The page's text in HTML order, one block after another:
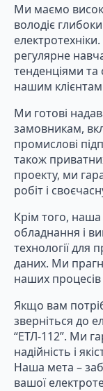
Ми маємо
володіє
регулярне
тенденціями та
нашим
Ми готові
замовникам,
промислові
також
проекту, ми
робіт і
Крім того,
обладнання і
технології для
даних. Ми
наших процесів
Якщо вам
зверніться до
“ЕТЛ-112”. Ми
надійність і
Наша мета –
вашої